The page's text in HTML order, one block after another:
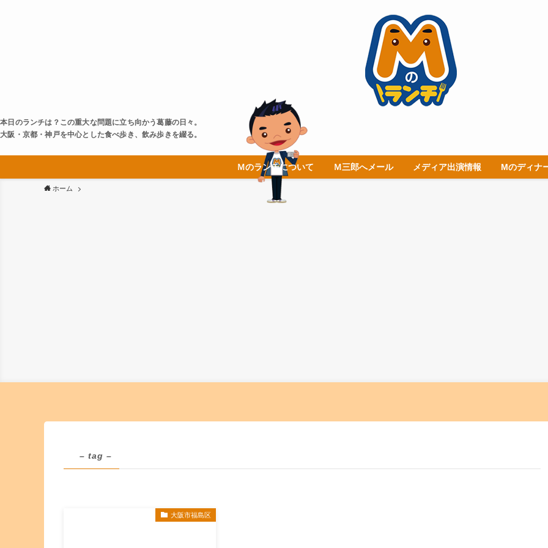
本日のランチは？この重大な問題に立ち向かう葛藤の日々。
大阪・京都・神戸を中心とした食べ歩き、飲み歩きを綴る。
Ｍのランチについて Ｍ三郎へメール メディア出演情報 Mのディナ
ホーム
– tag –
大阪市福島区